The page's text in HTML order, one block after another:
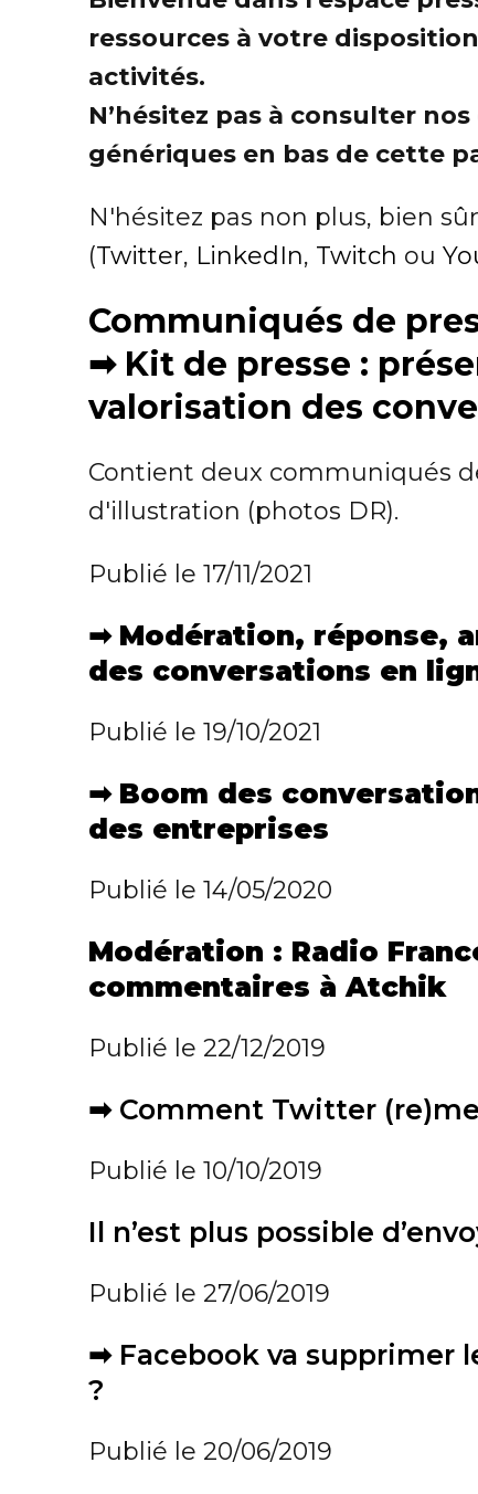
ressources à votre
activités.
N’hésitez pas à consulter
génériques en bas de cette
N'hésitez pas non plus, bien
(Twitter, LinkedIn, Twitch ou
Communiqués de
➡ Kit de presse :
valorisation des
Contient deux communiqués
d'illustration (photos DR).
Publié le 17/11/2021
➡ Modération, réponse,
des conversations en
Publié le 19/10/2021
➡ Boom des
des entreprises
Publié le 14/05/2020
Modération : Radio
commentaires à Atchik
Publié le 22/12/2019
➡ Comment Twitter
Publié le 10/10/2019
Il n’est plus possible
Publié le 27/06/2019
➡ Facebook va supprimer
?
Publié le 20/06/2019